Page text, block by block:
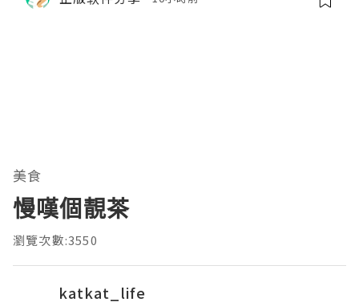
理。通过直观的可视化数据，它将抽象
美食
慢嘆個靚茶
瀏覽次數:3550
katkat_life